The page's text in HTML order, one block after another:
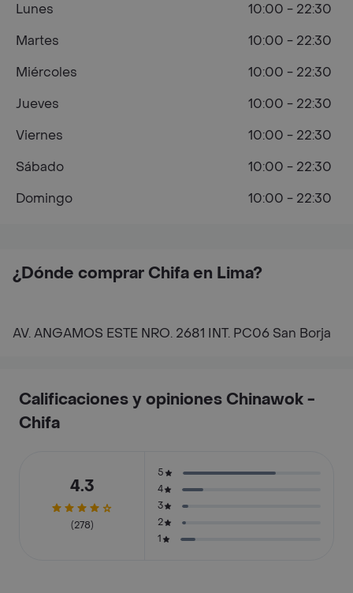
¿Dónde comprar Chifa en Lima?
AV. ANGAMOS ESTE NRO. 2681 INT. PC06 San Borja
Lunes
10:00 - 22:30
Martes
10:00 - 22:30
Miércoles
10:00 - 22:30
Jueves
10:00 - 22:30
Viernes
10:00 - 22:30
Sábado
10:00 - 22:30
Domingo
10:00 - 22:30
Calificaciones y opiniones Chinawok -
Chifa
4.3
(278)
5
4
3
2
1